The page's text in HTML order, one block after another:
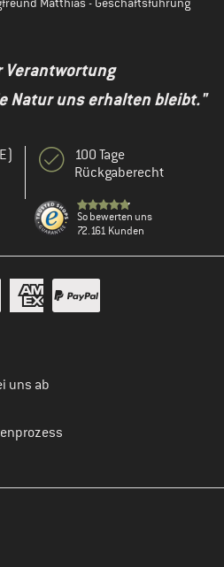
Verantwortung
Natur uns erhalten bleibt."
100 Tage
Rückgaberecht
So bewerten uns
72.161 Kunden
uns ab